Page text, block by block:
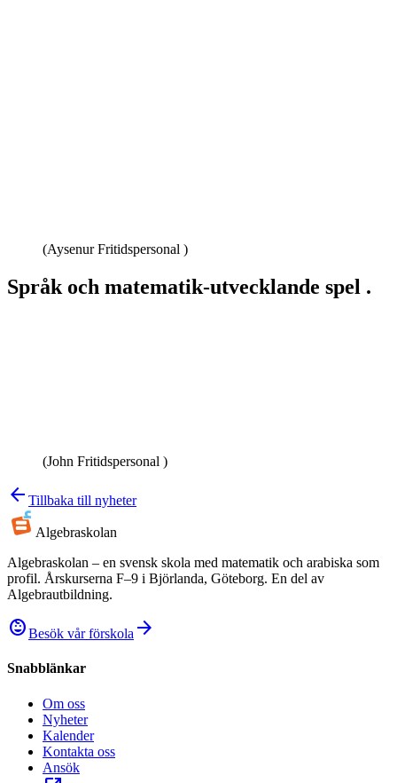
(Aysenur Fritidspersonal )
Språk och matematik-utvecklande spel .
(John Fritidspersonal )
arrow_back Tillbaka till nyheter
Algebraskolan
Algebraskolan – en svensk skola med matematik och arabiska som
profil. Årskurserna F–9 i Björlanda, Göteborg. En del av
Algebrautbildning.
child_careBesök vår förskola arrow_forward
Snabblänkar
Om oss
Nyheter
Kalender
Kontakta oss
Ansök